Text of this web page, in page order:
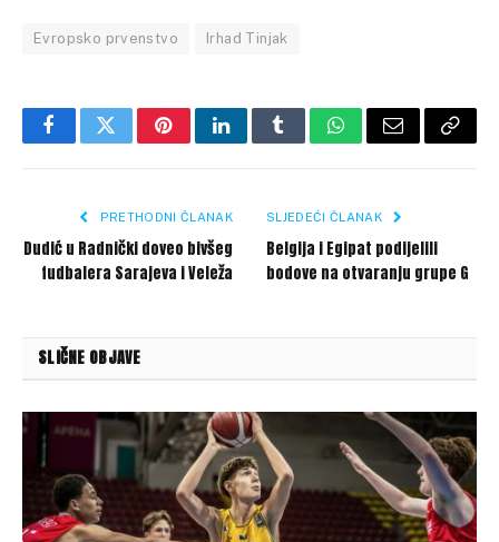
Evropsko prvenstvo Irhad Tinjak
FacebookTwitterPinterestLinkedInTumblrWhatsApp
Email Copy
PRETHODNI ČLANAK
Dudić u Radnički doveo bivšeg
fudbalera Sarajeva i Veleža
SLJEDEĆI ČLANAK
Belgija i Egipat podijelili
bodove na otvaranju grupe G
SLIČNE OBJAVE